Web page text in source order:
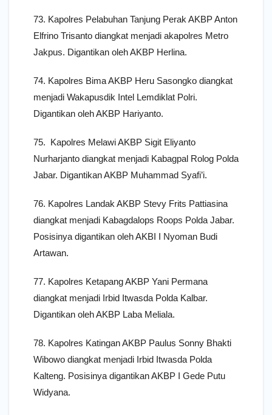
73. Kapolres Pelabuhan Tanjung Perak AKBP Anton
Elfrino Trisanto diangkat menjadi akapolres Metro
Jakpus. Digantikan oleh AKBP Herlina.
74. Kapolres Bima AKBP Heru Sasongko diangkat
menjadi Wakapusdik Intel Lemdiklat Polri.
Digantikan oleh AKBP Hariyanto.
75. Kapolres Melawi AKBP Sigit Eliyanto
Nurharjanto diangkat menjadi Kabagpal Rolog Polda
Jabar. Digantikan AKBP Muhammad Syafi’i.
76. Kapolres Landak AKBP Stevy Frits Pattiasina
diangkat menjadi Kabagdalops Roops Polda Jabar.
Posisinya digantikan oleh AKBI I Nyoman Budi
Artawan.
77. Kapolres Ketapang AKBP Yani Permana
diangkat menjadi Irbid Itwasda Polda Kalbar.
Digantikan oleh AKBP Laba Meliala.
78. Kapolres Katingan AKBP Paulus Sonny Bhakti
Wibowo diangkat menjadi Irbid Itwasda Polda
Kalteng. Posisinya digantikan AKBP I Gede Putu
Widyana.